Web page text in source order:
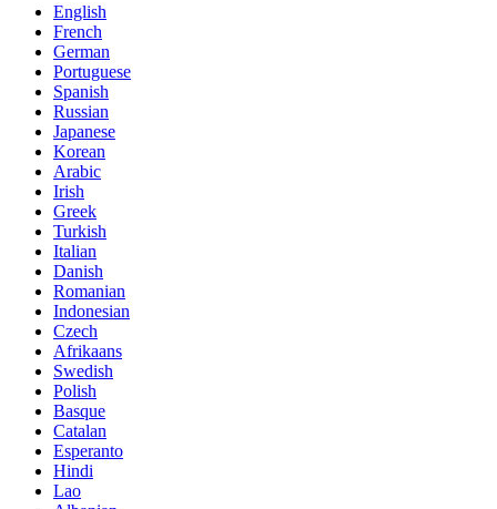
English
French
German
Portuguese
Spanish
Russian
Japanese
Korean
Arabic
Irish
Greek
Turkish
Italian
Danish
Romanian
Indonesian
Czech
Afrikaans
Swedish
Polish
Basque
Catalan
Esperanto
Hindi
Lao